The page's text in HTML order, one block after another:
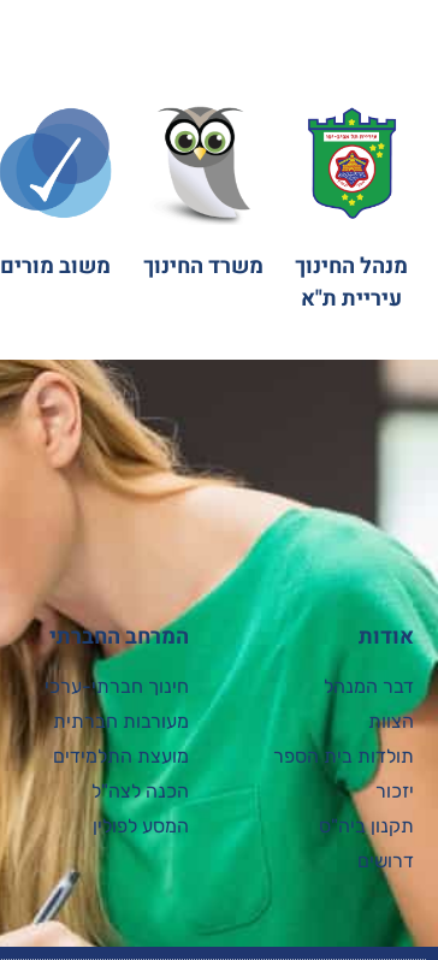
מנהל החינוך
עיריית ת"א
משרד החינוך משוב מורים
אודות
דבר המנהל
הצוות
תולדות בית הספר
יזכור
תקנון ביה"ס
דרושים
המרחב החברתי
חינוך חברתי-ערכי
מעורבות חברתית
מועצת התלמידים
הכנה לצה"ל
המסע לפולין